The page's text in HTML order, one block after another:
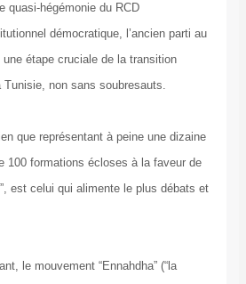
quasi-hégémonie du RCD
démocratique, l’ancien parti au
étape cruciale de la transition
non sans soubresauts.
que représentant à peine une dizaine
100 formations écloses à la faveur de
est celui qui alimente le plus débats et
le mouvement “Ennahdha” (“la